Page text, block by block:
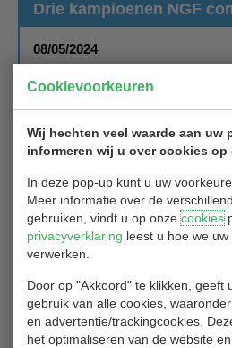
Cookievoorkeuren
Wij hechten veel waarde aan uw
informeren wij u over cookies op
In deze pop-up kunt u uw
Meer informatie over de
gebruiken, vindt u op onzecookies
privacyverklaring leest u hoe we
verwerken.
Door op "Akkoord" te klikken, geeft
gebruik van alle cookies,
en advertentie/trackingcookies.
het optimaliseren van de website
Drie kampioenen NGF
08/05/2024
Unieke prestatie Competitieteams
De onlangs beëindigde voorjaars
een aantal teams succesvol verlopen.
In de ruim een en dertigjarige
nog nooit voorgekomen dat er drie
geworden.
Heren zondag 1 – 18 holes heeft maar
mooi kampioen geworden. Volgend jaar
Herensenioren 1 op de vrijdag 4e
de laatste dag nog een nipte
eklasse.